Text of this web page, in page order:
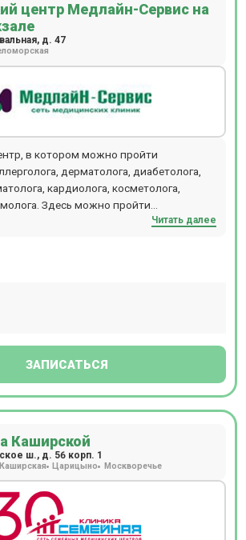
центр Медлайн-Сервис на
д. 47
в котором можно пройти
дерматолога, диабетолога,
кардиолога, косметолога,
Здесь можно пройти
исследования (УЗИ 3D и 4D), посетить
Читать далее
ЗАПИСАТЬСЯ
Каширской
ш., д. 56 корп. 1
Каширская Царицыно Москворечье